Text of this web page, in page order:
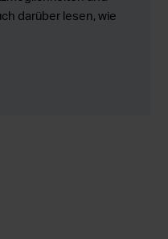
darüber lesen, wie
N-Serie das